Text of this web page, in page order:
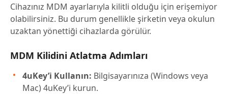
Cihazınız MDM ayarlarıyla kilitli olduğu için erişemiyor
olabilirsiniz. Bu durum genellikle şirketin veya okulun
uzaktan yönettiği cihazlarda görülür.
MDM Kilidini Atlatma Adımları
4uKey’i Kullanın: Bilgisayarınıza (Windows veya
Mac) 4uKey’i kurun.